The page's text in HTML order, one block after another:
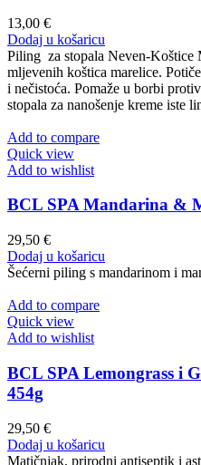
13,00 €
Dodaj u košaricu
Piling za stopala Neven-
mljevenih koštica marelice.
i nečistoća. Pomaže u borbi
stopala za nanošenje kreme iste
Add to compare
Quick view
Add to wishlist
BCL SPA Mandarina &
29,50 €
Dodaj u košaricu
Šećerni piling s mandarinom i
Add to compare
Quick view
Add to wishlist
BCL SPA Lemongrass i
454g
29,50 €
Dodaj u košaricu
Matičnjak, prirodni antiseptik i